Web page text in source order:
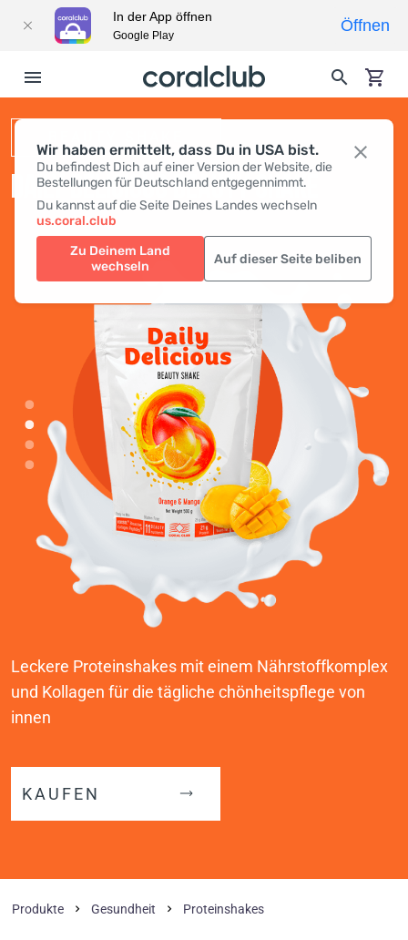
Wir haben ermittelt, dass Du in USA bist.
Du befindest Dich auf einer Version der Website, die
Bestellungen für Deutschland entgegennimmt.
Du kannst auf die Seite Deines Landes wechseln
us.coral.club
Zu Deinem Land
wechseln
Auf dieser Seite beliben
DAILY DELICIOUS BEAUTY SHAKE
Leckere Proteinshakes mit einem Nährstoffkomplex
und Kollagen für die tägliche chönheitspflege von
innen
KAUFEN
Produkte Gesundheit Proteinshakes
In der App öffnen
Google Play
Öffnen